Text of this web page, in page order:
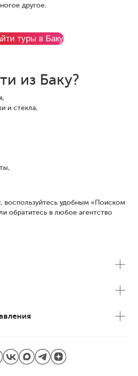
другое.
туры в Баку
из Баку?
и стекла,
воспользуйтесь удобным «Поиском
обратитесь в любое агентство